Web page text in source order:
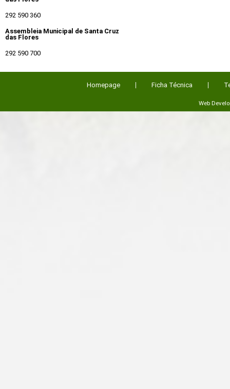
292 590 360
Assembleia Municipal de Santa Cruz
das Flores
292 590 700
Homepage Ficha Técnica
Web